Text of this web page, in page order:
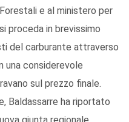
e al ministero per
proceda in brevissimo
del carburante attraverso
una considerevole
sul prezzo finale.
Baldassarre ha riportato